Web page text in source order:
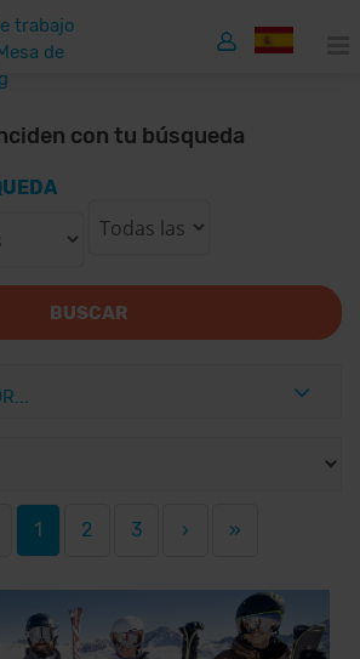
con tu búsqueda
BUSCAR
1 2 3 › »